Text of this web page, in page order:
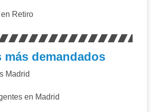
Retiro
más demandados
Madrid
en Madrid